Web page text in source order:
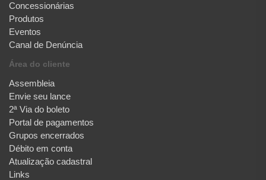
Concessionárias
Produtos
Eventos
Canal de Denúncia
Área do cliente
Assembleia
Envie seu lance
2ª Via do boleto
Portal de pagamentos
Grupos encerrados
Débito em conta
Atualização cadastral
Links